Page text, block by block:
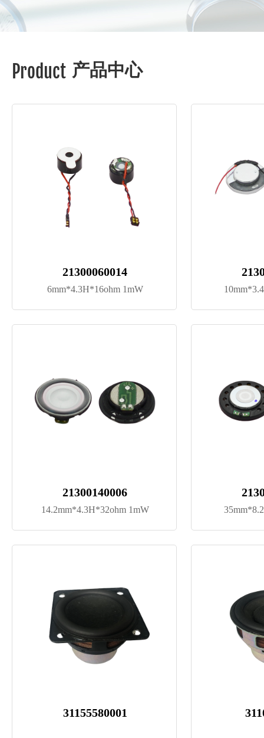
Product 产品中心
21300060014
6mm*4.3H*16ohm 1mW
21300140006
14.2mm*4.3H*32ohm 1mW
31155580001